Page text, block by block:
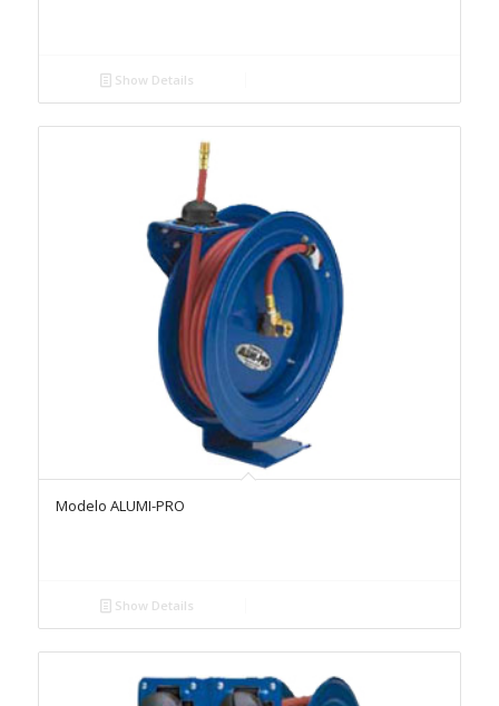
Show Details
Modelo ALUMI-PRO
Show Details